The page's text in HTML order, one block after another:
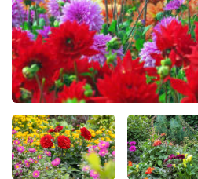
Sledujte prima+
Přihlášení
Sledujte nás